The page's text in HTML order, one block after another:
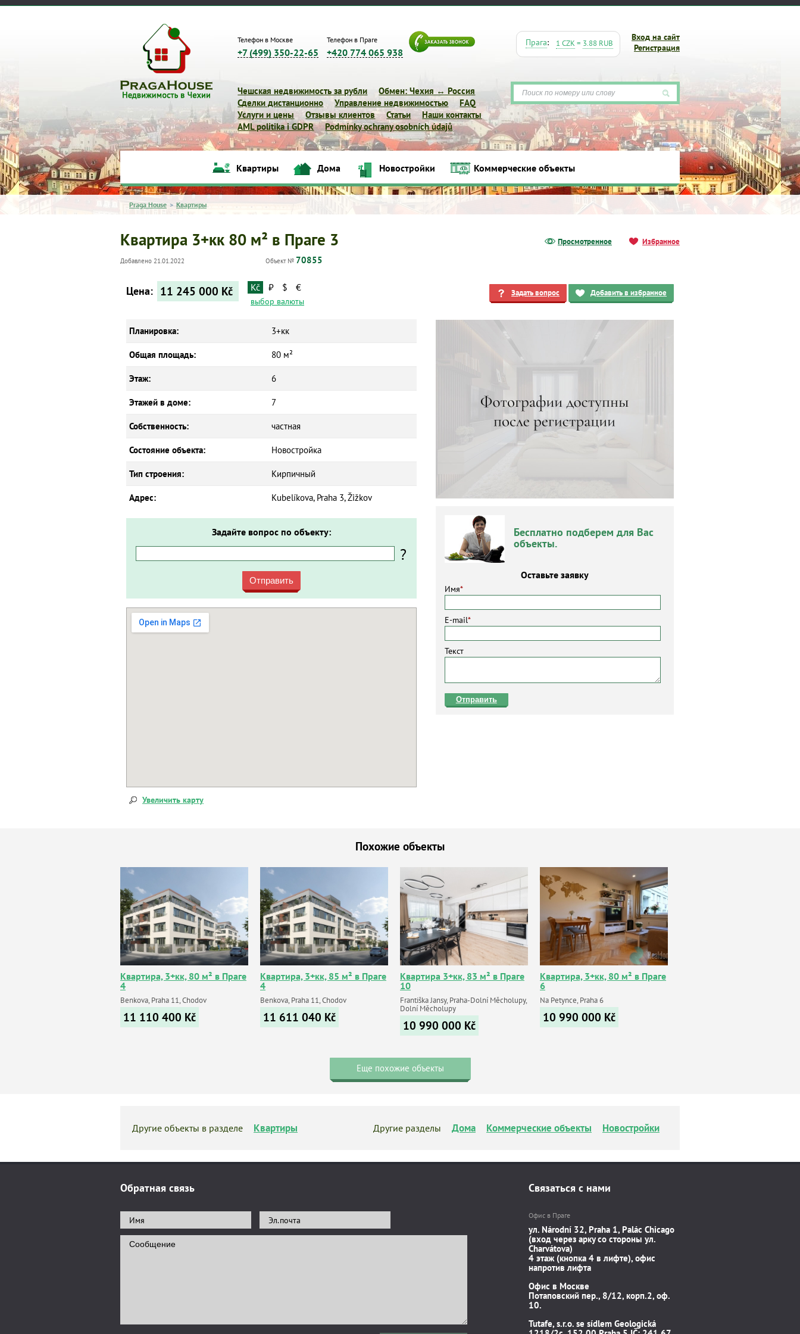
Телефон в Москве
+7 (499) 350-22-65
Телефон в Праге
+420 774 065 938
Вход на сайт
Регистрация
Прага: 1 CZK= 3.88 RUB
Чешская недвижимость за рубли
Обмен: Чехия ↔ Россия
Сделки дистанционно
Управление недвижимостью
FAQ
Услуги и цены
Отзывы клиентов Статьи
Наши контакты
AML politika i GDPR
Podmínky ochrany osobních údajů
Квартиры Новостройки Коммерческие объекты
Квартиры Дома Новостройки Коммерческие объекты
Praga House > Квартиры
Просмотренное Избранное
Квартира 3+кк 80 м² в Праге 3
Добавлено 21.01.2022 Объект № 70855
Задать вопрос Добавить в избранное
Бесплатно подберем для Вас
объекты.
Оставьте заявку
Имя*
E-mail*
Текст
Отправить
Цена: 11 245 000 Kč Kč ₽ $ €
выбор валюты
Планировка: 3+кк
Общая площадь: 80 м²
Этаж: 6
Этажей в доме: 7
Собственность: частная
Состояние объекта: Новостройка
Тип строения: Кирпичный
Адрес: Kubelíkova, Praha 3, Žižkov
Задайте вопрос по объекту:
?
Отправить
Увеличить карту
Похожие объекты
Квартира, 3+кк, 80 м² в Праге
4
Benkova, Praha 11, Chodov
11 110 400 Kč
Квартира, 3+кк, 85 м² в Праге
4
Benkova, Praha 11, Chodov
11 611 040 Kč
Квартира 3+кк, 83 м² в Праге
10
Františka Jansy, Praha-Dolní Měcholupy,
Dolní Měcholupy
10 990 000 Kč
Квартира, 3+кк, 80 м² в Праге
6
Na Petynce, Praha 6
10 990 000 Kč
Еще похожие объекты
Другие объекты в разделе Квартиры Другие разделы Дома Коммерческие объекты Новостройки
Обратная связь Связаться с нами
Офис в Праге
ул. Národní 32, Praha 1, Palác Chicago
(вход через арку со стороны ул.
Charvátova)
4 этаж (кнопка 4 в лифте), офис
напротив лифта
Офис в Москве
Потаповский пер., 8/12, корп.2, оф.
10.
Tutafe, s.r.o. se sídlem Geologická